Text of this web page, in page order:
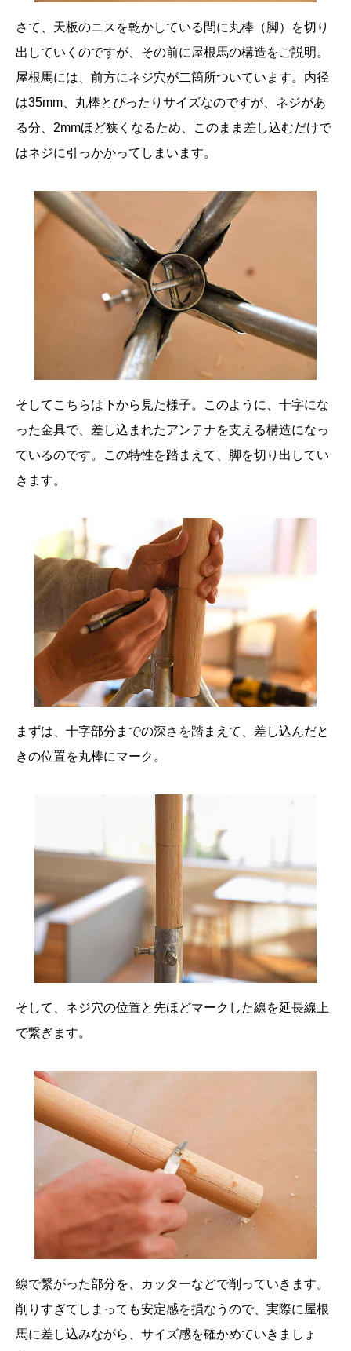
さて、天板のニスを乾かしている間に丸棒（脚）を切り
出していくのですが、その前に屋根馬の構造をご説明。
屋根馬には、前方にネジ穴が二箇所ついています。内径
は35mm、丸棒とぴったりサイズなのですが、ネジがあ
る分、2mmほど狭くなるため、このまま差し込むだけで
はネジに引っかかってしまいます。
そしてこちらは下から見た様子。このように、十字にな
った金具で、差し込まれたアンテナを支える構造になっ
ているのです。この特性を踏まえて、脚を切り出してい
きます。
まずは、十字部分までの深さを踏まえて、差し込んだと
きの位置を丸棒にマーク。
そして、ネジ穴の位置と先ほどマークした線を延長線上
で繋ぎます。
線で繋がった部分を、カッターなどで削っていきます。
削りすぎてしまっても安定感を損なうので、実際に屋根
馬に差し込みながら、サイズ感を確かめていきましょ